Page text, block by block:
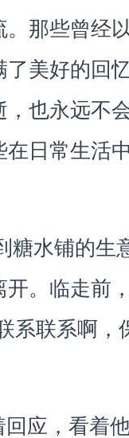
。那些曾经
美好的回
也永远不
日常生活
糖水铺的生
。临走前
系联系啊，
回应，看着